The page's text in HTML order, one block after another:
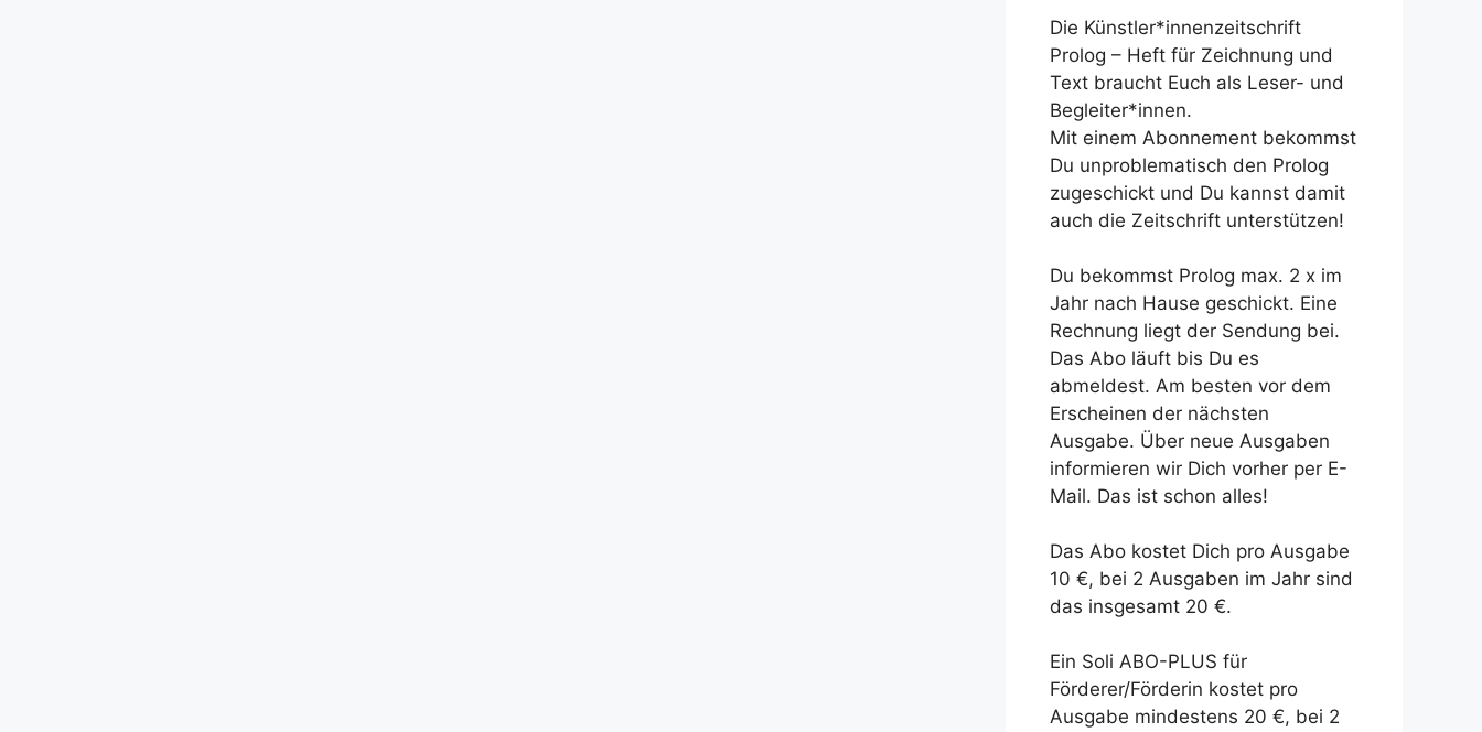
Die Künstler*innenzeitschrift
Prolog – Heft für Zeichnung und
Text braucht Euch als Leser- und
Begleiter*innen.
Mit einem Abonnement bekommst
Du unproblematisch den Prolog
zugeschickt und Du kannst damit
auch die Zeitschrift unterstützen!
Du bekommst Prolog max. 2 x im
Jahr nach Hause geschickt. Eine
Rechnung liegt der Sendung bei.
Das Abo läuft bis Du es
abmeldest. Am besten vor dem
Erscheinen der nächsten
Ausgabe. Über neue Ausgaben
informieren wir Dich vorher per E-
Mail. Das ist schon alles!
Das Abo kostet Dich pro Ausgabe
10 €, bei 2 Ausgaben im Jahr sind
das insgesamt 20 €.
Ein Soli ABO-PLUS für
Förderer/Förderin kostet pro
Ausgabe mindestens 20 €, bei 2